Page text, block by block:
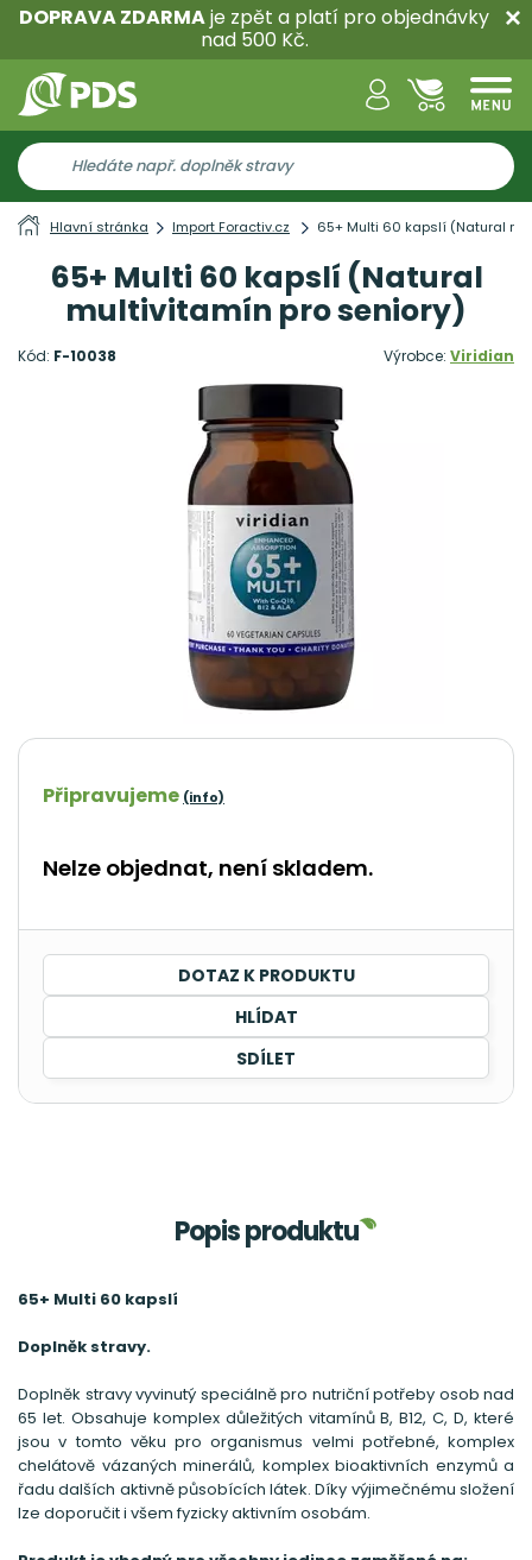
DOPRAVA ZDARMAje zpět a platí pro objednávky
nad 500 Kč.
Hlavní stránka Import Foractiv.cz 65+ Multi 60 kapslí (Natural
65+ Multi 60 kapslí (Natural
multivitamín pro seniory)
Kód: F-10038 Výrobce: Viridian
Připravujeme (info)
Nelze objednat, není skladem.
DOTAZ K PRODUKTU
HLÍDAT
SDÍLET
Popis produktu
65+ Multi 60 kapslí
Doplněk stravy.
Doplněk stravy vyvinutý speciálně pro nutriční potřeby osob nad
65 let. Obsahuje komplex důležitých vitamínů B, B12, C, D, které
jsou v tomto věku pro organismus velmi potřebné, komplex
chelátově vázaných minerálů, komplex bioaktivních enzymů a
řadu dalších aktivně působících látek. Díky výjimečnému složení
lze doporučit i všem fyzicky aktivním osobám.